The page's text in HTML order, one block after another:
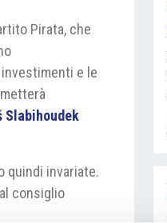
Pirata, che
e le
Slabihoudek
quindi invariate.
consiglio